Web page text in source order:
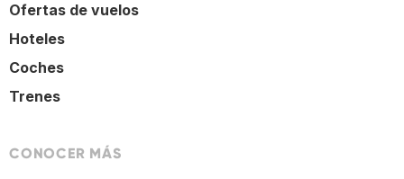
Ofertas de vuelos
Hoteles
Coches
Trenes
CONOCER MÁS